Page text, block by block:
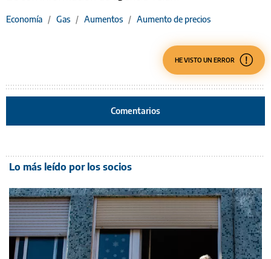
Economía / Gas / Aumentos / Aumento de precios
HE VISTO UN ERROR
Comentarios
Lo más leído por los socios